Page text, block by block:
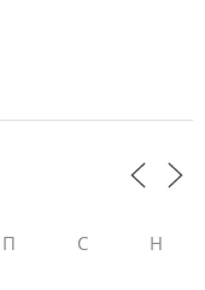
П С Н